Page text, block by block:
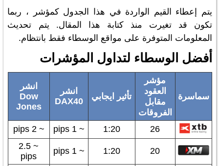
يتم إعطاء القيم الواردة في هذا الجدول كمؤشر ، ربما
تكون قد تغيرت منذ كتابة هذا المقال. يتم تحديث
المعلومات المتوفرة على مواقع الوسطاء فقط بانتظام.
أفضل الوسطاء لتداول المؤشرات
سماسرة
مؤشر
العقود
مقابل
الفروقات
تأثير ايجابي
انشر
DAX40
انشر
Dow
Jones
26
1:20
~ 1 pips
~ 2 pips
20
1:20
~ 1 pips
~ 2.5
pips